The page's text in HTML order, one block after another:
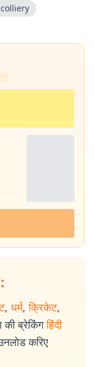
, धर्म, क्रिकेट,
की ब्रेकिंग हिंदी
करिए